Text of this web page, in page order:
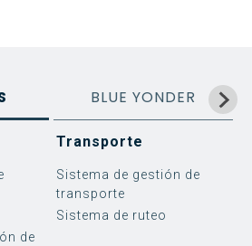
BLUE YONDER
de
Transporte
Sistema de gestión de
transporte
Sistema de ruteo